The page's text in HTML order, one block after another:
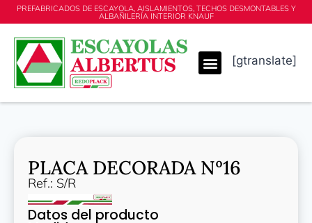
PREFABRICADOS DE ESCAYOLA, AISLAMIENTOS, TECHOS DESMONTABLES Y
ALBAÑILERÍA INTERIOR KNAUF
[gtranslate]
PLACA DECORADA Nº16
Ref.: S/R
Datos del producto